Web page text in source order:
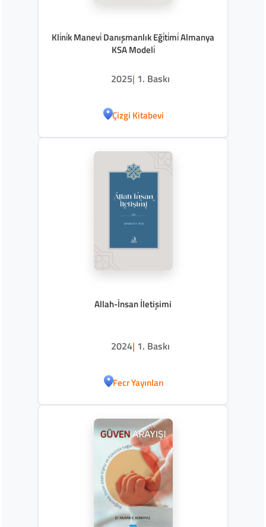
Kli̇ni̇k Manevi̇ Danışmanlık Eği̇ti̇mi̇ Almanya
KSA Modeli̇
2025| 1. Baskı
Çizgi Kitabevi
Allah-İnsan İletişimi
2024| 1. Baskı
Fecr Yayınları